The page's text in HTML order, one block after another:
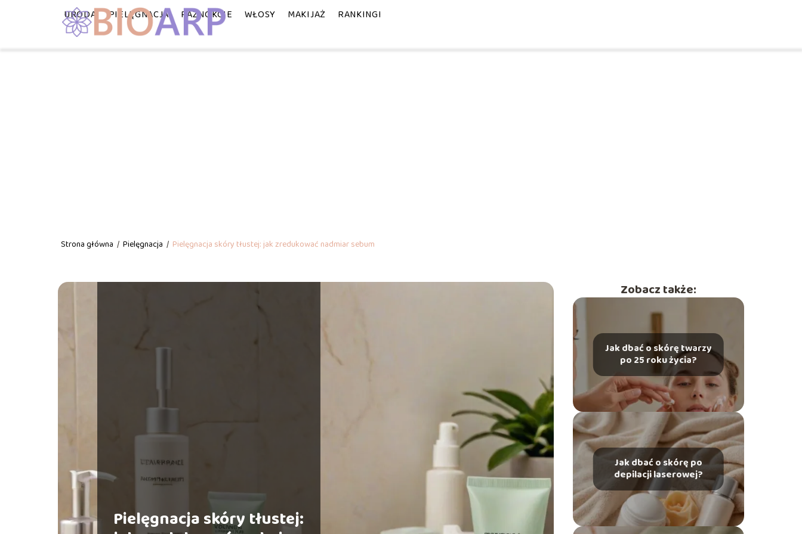
URODA PIELĘGNACJA PAZNOKCIE WŁOSY MAKIJAŻ RANKINGI
Strona główna / Pielęgnacja / Pielęgnacja skóry tłustej: jak zredukować nadmiar sebum
Pielęgnacja skóry tłustej:
Zobacz także:
Jak dbać o skórę twarzy
po 25 roku życia?
Jak dbać o skórę po
depilacji laserowej?